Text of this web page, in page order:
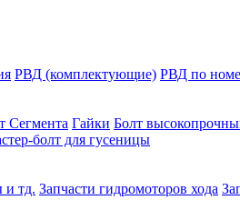
РВД (комплектующие) РВД по
Сегмента Гайки Болт
болт для гусеницы
и тд. Запчасти гидромоторов хода